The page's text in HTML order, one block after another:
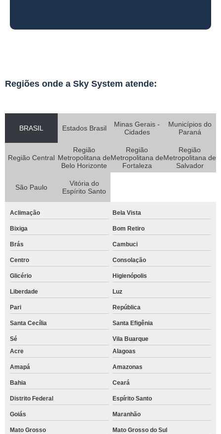
Regiões onde a Sky System atende:
BRASIL Estados Brasil
Minas Gerais -
Cidades
Municípios do
Paraná
Região Central
Região
Metropolitana de
Belo Horizonte
Região
Metropolitana de
Fortaleza
Região
Metropolitana de
Salvador
São Paulo
Vitória do
Espírito Santo
Aclimação Bela Vista
Bixiga Bom Retiro
Brás Cambuci
Centro Consolação
Glicério Higienópolis
Liberdade Luz
Pari República
Santa Cecília Santa Efigênia
Sé
Vila Buarque
Acre
Alagoas
Amapá Amazonas
Bahia Ceará
Distrito Federal Espírito Santo
Goiás Maranhão
Mato Grosso Mato Grosso do Sul